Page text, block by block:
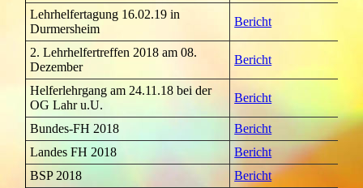
Lehrhelfertagung 16.02.19 in
Durmersheim
Bericht
2. Lehrhelfertreffen 2018 am 08.
Dezember
Bericht
Helferlehrgang am 24.11.18 bei der
OG Lahr u.U.
Bericht
Bundes-FH 2018
Bericht
Landes FH 2018
Bericht
BSP 2018
Bericht